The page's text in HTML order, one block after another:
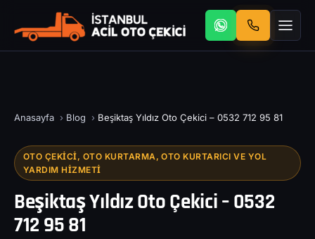
Anasayfa › Blog › Beşiktaş Yıldız Oto Çekici – 0532 712 95 81
OTO ÇEKICI, OTO KURTARMA, OTO KURTARICI VE YOL
YARDIM HIZMETI
Beşiktaş Yıldız Oto Çekici – 0532
712 95 81